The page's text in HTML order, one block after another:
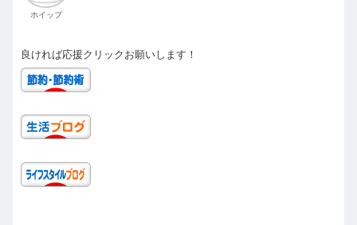
ホイップ
良ければ応援クリックお願いします！